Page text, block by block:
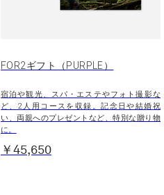
FOR2ギフト（PURPLE）
宿泊や観光、スパ・エステやフォト撮影な
ど、2人用コースを収録。記念日や結婚祝
い、両親へのプレゼントなど、特別な贈り物
に。
￥45,650